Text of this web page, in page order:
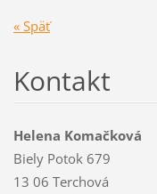
« Späť
Kontakt
Helena Komačková
Biely Potok 679
13 06 Terchová